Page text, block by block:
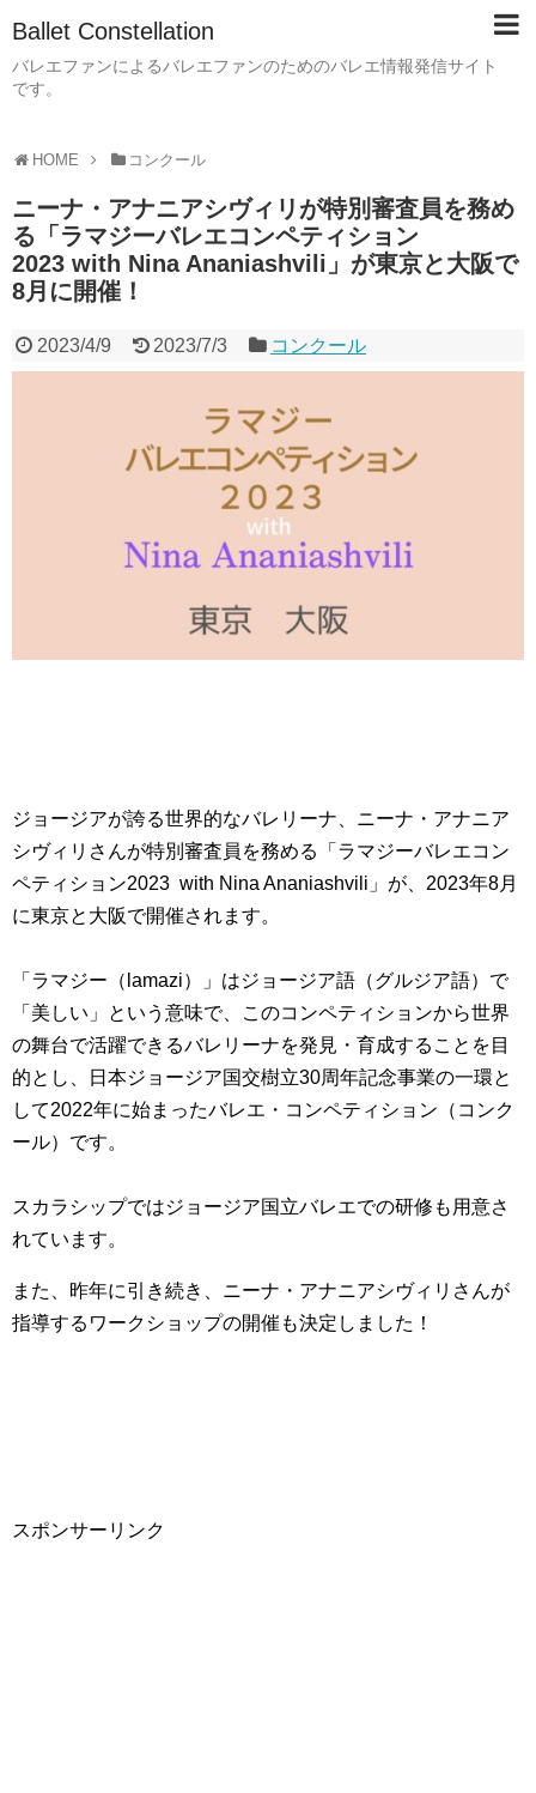
Ballet Constellation
バレエファンによるバレエファンのためのバレエ情報発信サイト
です。
HOME コンクール
ニーナ・アナニアシヴィリが特別審査員を務め
る「ラマジーバレエコンペティション
2023 with Nina Ananiashvili」が東京と大阪で
8月に開催！
2023/4/9 2023/7/3 コンクール
ジョージアが誇る世界的なバレリーナ、ニーナ・アナニア
シヴィリさんが特別審査員を務める「ラマジーバレエコン
ペティション2023 with Nina Ananiashvili」が、2023年8月
に東京と大阪で開催されます。
「ラマジー（lamazi）」はジョージア語（グルジア語）で
「美しい」という意味で、このコンペティションから世界
の舞台で活躍できるバレリーナを発見・育成することを目
的とし、日本ジョージア国交樹立30周年記念事業の一環と
して2022年に始まったバレエ・コンペティション（コンク
ール）です。
スカラシップではジョージア国立バレエでの研修も用意さ
れています。
また、昨年に引き続き、ニーナ・アナニアシヴィリさんが
指導するワークショップの開催も決定しました！
スポンサーリンク